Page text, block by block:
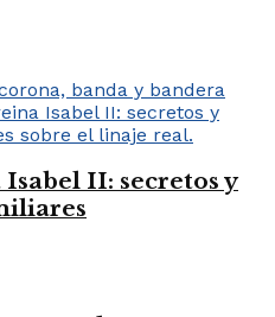
II: secretos y